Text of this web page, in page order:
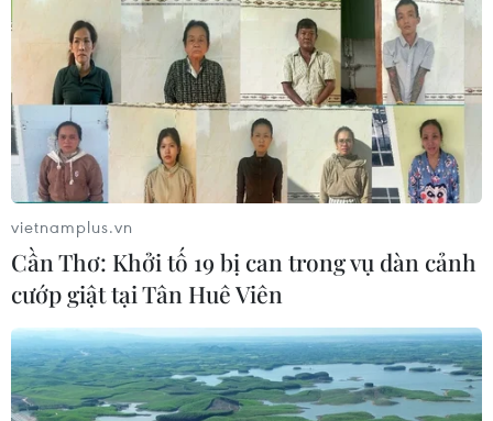
vietnamplus.vn
Cần Thơ: Khởi tố 19 bị can trong vụ dàn cảnh
cướp giật tại Tân Huê Viên